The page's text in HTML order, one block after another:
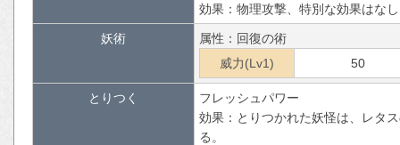
効果：物理攻撃、特別な効果はなし
妖術
属性：回復の術
威力(Lv1)
50
とりつく
フレッシュパワー
効果：とりつかれた妖怪は、レタ
る。